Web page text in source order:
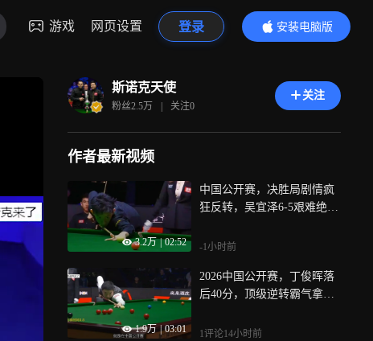
游戏 网页设置 登录
安装电脑版
内容更精彩
斯诺克天使
粉丝2.5万 | 关注0
关注
作者最新视频
3.2万 | 02:52
中国公开赛，决胜局剧情疯
狂反转，吴宜泽6-5艰难绝
-1小时前
1.9万 | 03:01
2026中国公开赛，丁俊晖落
后40分，顶级逆转霸气拿下
1评论14小时前